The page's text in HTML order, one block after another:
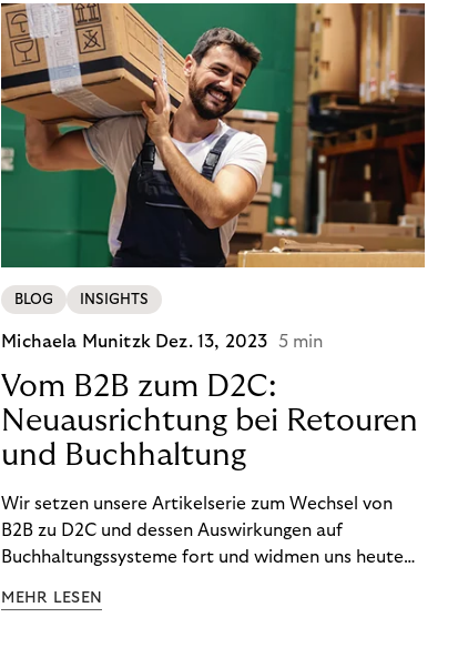
BLOG INSIGHTS
Michaela Munitzk Dez. 13, 2023 5 min
Vom B2B zum D2C:
Neuausrichtung bei Retouren
und Buchhaltung
Wir setzen unsere Artikelserie zum Wechsel von
B2B zu D2C und dessen Auswirkungen auf
Buchhaltungssysteme fort und widmen uns heute
im D2C-Bereich.
MEHR LESEN